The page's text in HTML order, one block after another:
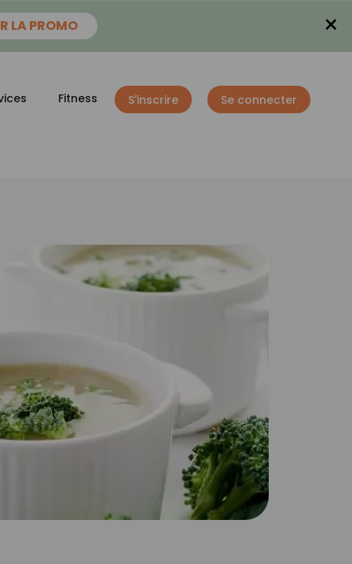
LA PROMO ×
Fitness S'inscrire Se connecter